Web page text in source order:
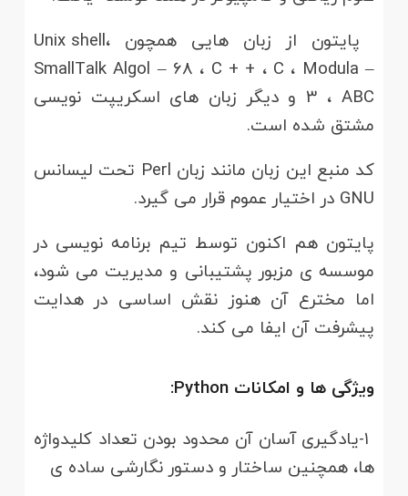
پایتون از زبان هایی همچون Unix shell،
SmallTalk Algol – 68 ، C + + ، C ، Modula –
3 ، ABC و دیگر زبان های اسکریپت نویسی
مشتق شده است.
کد منبع این زبان مانند زبان Perl تحت لیسانس
GNU در اختیار عموم قرار می گیرد.
پایتون هم اکنون توسط تیم برنامه نویسی در
موسسه ی مزبور پشتیبانی و مدیریت می شود،
اما مخترع آن هنوز نقش اساسی در هدایت
پیشرفت آن ایفا می کند.
ویژگی ها و امکانات Python:
۱-یادگیری آسان آن محدود بودن تعداد کلیدواژه
ها، همچنین ساختار و دستور نگارشی ساده ی